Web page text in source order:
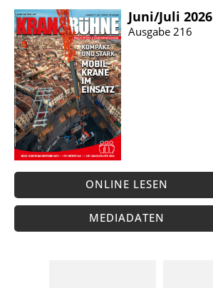
Juni/​Juli 2026
Ausgabe 216
ONLINE LESEN
MEDIADATEN